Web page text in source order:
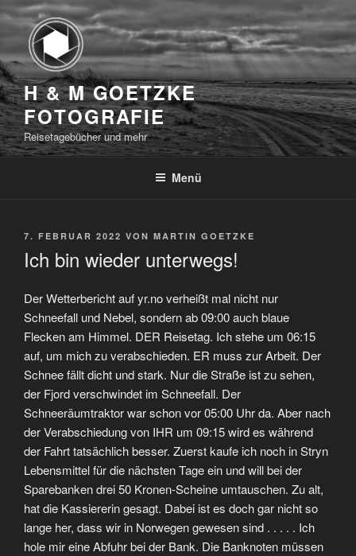
Zum
Inhalt
springen
H & M GOETZKE
FOTOGRAFIE
Reisetagebücher und mehr
Menü
VERÖFFENTLICHT
7. FEBRUAR 2022 VON MARTIN GOETZKE
Ich bin wieder unterwegs!
Der Wetterbericht auf yr.no verheißt mal nicht nur
Schneefall und Nebel, sondern ab 09:00 auch blaue
Flecken am Himmel. DER Reisetag. Ich stehe um 06:15
auf, um mich zu verabschieden. ER muss zur Arbeit. Der
Schnee fällt dicht und stark. Nur die Straße ist zu sehen,
der Fjord verschwindet im Schneefall. Der
Schneeräumtraktor war schon vor 05:00 Uhr da. Aber nach
der Verabschiedung von IHR um 09:15 wird es während
der Fahrt tatsächlich besser. Zuerst kaufe ich noch in Stryn
Lebensmittel für die nächsten Tage ein und will bei der
Sparebanken drei 50 Kronen-Scheine umtauschen. Zu alt,
hat die Kassiererin gesagt. Dabei ist es doch gar nicht so
lange her, dass wir in Norwegen gewesen sind . . . . . Ich
hole mir eine Abfuhr bei der Bank. Die Banknoten müssen